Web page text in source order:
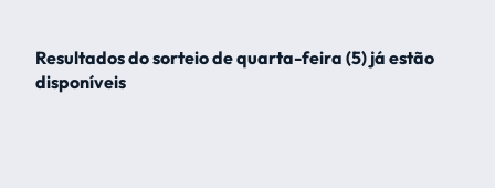
Resultados do sorteio de quarta-feira (5) já estão
disponíveis